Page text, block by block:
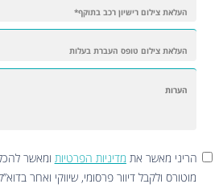
הריני מאשר את מדיניות הפרטיות ומאשר
מוטורס ולקבל דיוור פרסומי, שיווקי ואחר